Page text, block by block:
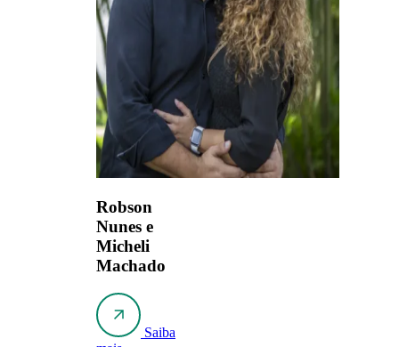
Robson
Nunes e
Micheli
Machado
Saiba